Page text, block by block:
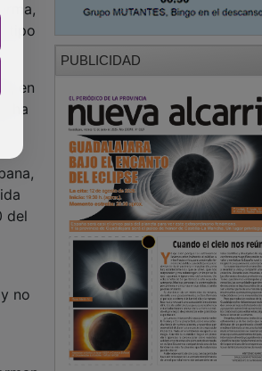
en
ha
no
PUBLICIDAD